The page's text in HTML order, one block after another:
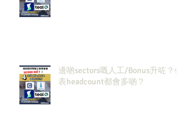
邊啲sectors嘅人工/Bonus升咗？代
表headcount都會多啲？